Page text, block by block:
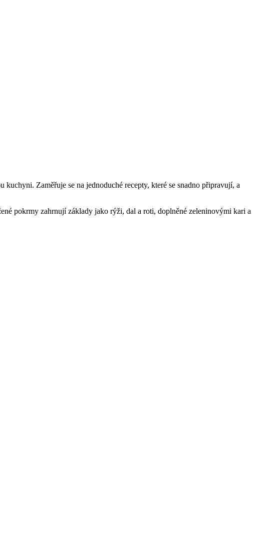
Zaměřuje se na jednoduché recepty, které se snadno připravují, a
pokrmy zahrnují základy jako rýži, dal a roti, doplněné zeleninovými kari a